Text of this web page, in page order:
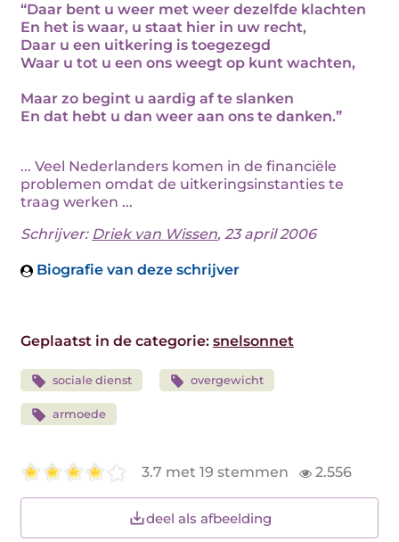
“Daar bent u weer met weer dezelfde klachten
En het is waar, u staat hier in uw recht,
Daar u een uitkering is toegezegd
Waar u tot u een ons weegt op kunt wachten,
Maar zo begint u aardig af te slanken
En dat hebt u dan weer aan ons te danken.”
... Veel Nederlanders komen in de financiële
problemen omdat de uitkeringsinstanties te
traag werken ...
Schrijver: Driek van Wissen, 23 april 2006
Biografie van deze schrijver
Geplaatst in de categorie: snelsonnet
sociale dienst overgewicht
armoede
3.7 met 19 stemmen 2.556
deel als afbeelding